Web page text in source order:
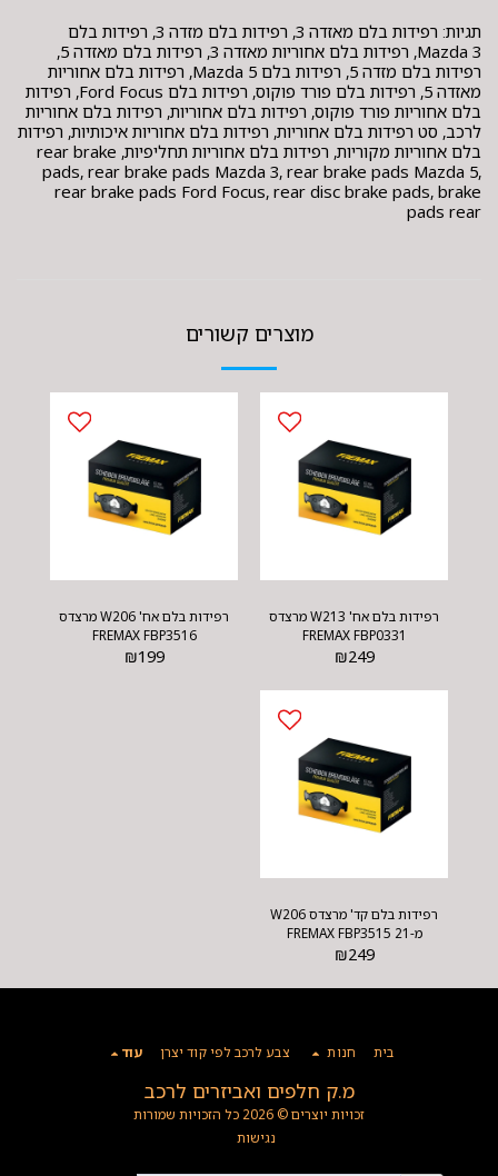
תגיות: רפידות בלם מאזדה 3, רפידות בלם מזדה 3, רפידות בלם
Mazda 3, רפידות בלם אחוריות מאזדה 3, רפידות בלם מאזדה 5,
רפידות בלם מזדה 5, רפידות בלם Mazda 5, רפידות בלם אחוריות
מאזדה 5, רפידות בלם פורד פוקוס, רפידות בלם Ford Focus, רפידות
בלם אחוריות פורד פוקוס, רפידות בלם אחוריות, רפידות בלם אחוריות
לרכב, סט רפידות בלם אחוריות, רפידות בלם אחוריות איכותיות, רפידות
בלם אחוריות מקוריות, רפידות בלם אחוריות תחליפיות, rear brake
pads, rear brake pads Mazda 3, rear brake pads Mazda 5,
rear brake pads Ford Focus, rear disc brake pads, brake
pads rear
מוצרים קשורים
רפידות בלם אח' W213 מרצדס
FREMAX FBP0331
₪249
רפידות בלם אח' W206 מרצדס
FREMAX FBP3516
₪199
רפידות בלם קד' מרצדס W206
מ-21 FREMAX FBP3515
₪249
מ.ק חלפים ואביזרים לרכב
זכויות יוצרים © 2026 כל הזכויות שמורות
נגישות
בית חנות צבע לרכב לפי קוד יצרן עוד